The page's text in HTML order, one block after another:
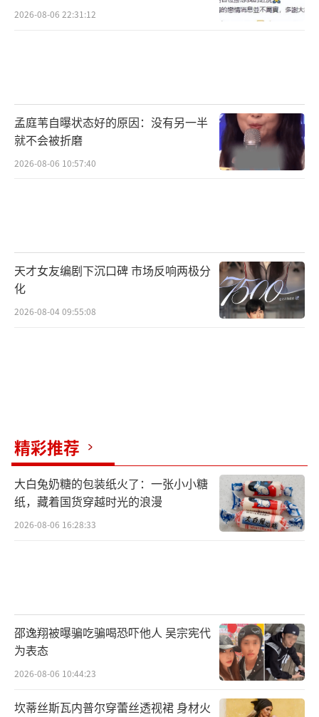
2026-08-06 22:31:12
孟庭苇自曝状态好的原因：没有另一半
就不会被折磨
2026-08-06 10:57:40
天才女友编剧下沉口碑 市场反响两极分
化
2026-08-04 09:55:08
精彩推荐
大白兔奶糖的包装纸火了：一张小小糖
纸，藏着国货穿越时光的浪漫
2026-08-06 16:28:33
邵逸翔被曝骗吃骗喝恐吓他人 吴宗宪代
为表态
2026-08-06 10:44:23
坎蒂丝斯瓦内普尔穿蕾丝透视裙 身材火